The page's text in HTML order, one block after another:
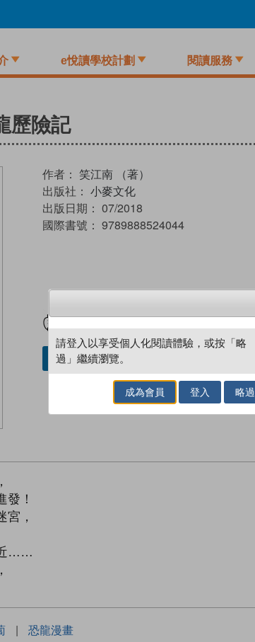
e悅讀學校計劃 閱讀服務
歷險記
作者： 笑江南 （著）
出版社： 小麥文化
出版日期： 07/2018
國際書號： 9789888524044
借閱實體書
發！
，
近……
| 恐龍漫畫
請登入以享受個人化閱讀體驗，或按「略
過」繼續瀏覽。
成為會員 登入 略過